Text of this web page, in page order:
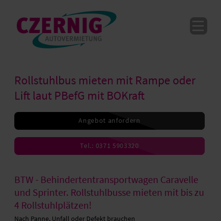
Rollstuhlbus mieten mit Rampe oder
Lift laut PBefG mit BOKraft
Angebot anfordern
Tel.: 0371 5903320
BTW - Behindertentransportwagen Caravelle
und Sprinter. Rollstuhlbusse mieten mit bis zu
4 Rollstuhlplätzen!
Nach Panne, Unfall oder Defekt brauchen